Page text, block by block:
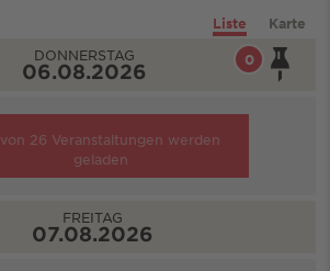
Liste Karte
0
DONNERSTAG
06.08.2026
von 26 Veranstaltungen werden
geladen
FREITAG
07.08.2026